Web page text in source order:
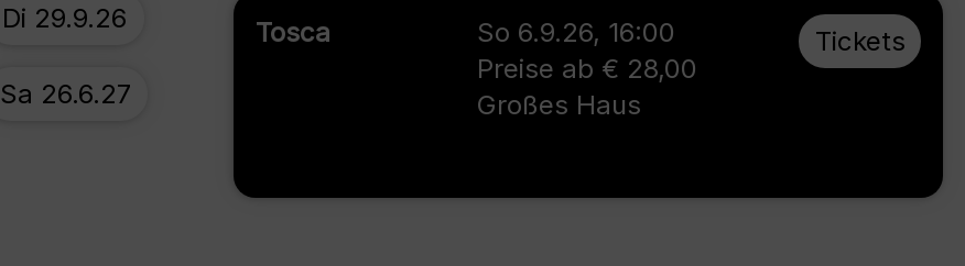
Tosca So 6.9.26, 16:00
Preise ab € 28,00
Großes Haus
Tickets
Di 29.9.26
Sa 26.6.27